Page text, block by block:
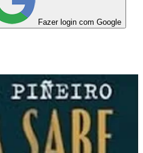
Fazer login com Google